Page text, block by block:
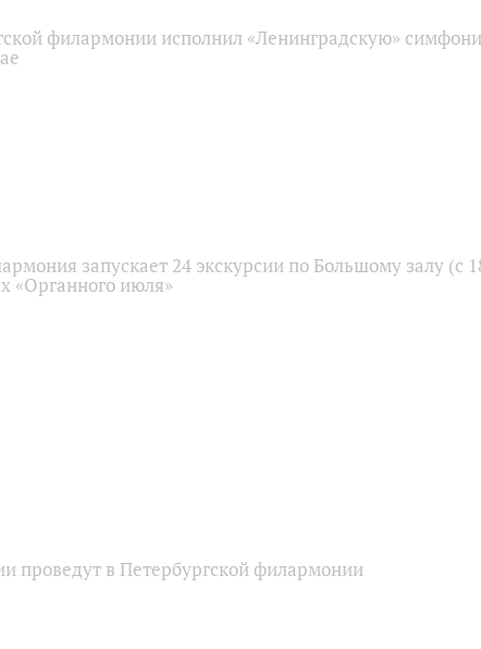
филармонии исполнил «Ленинградскую»
запускает 24 экскурсии по Большому залу (с
«Органного июля»
проведут в Петербургской филармонии